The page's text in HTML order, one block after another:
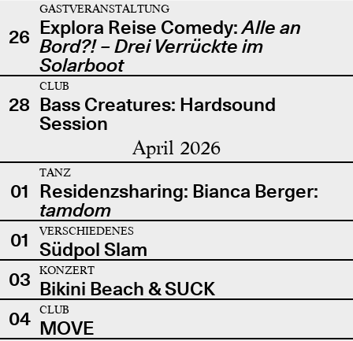
26
GASTVERANSTALTUNG
Explora Reise Comedy:Alle an
Bord?! – Drei Verrückte im
Solarboot
28
CLUB
Bass Creatures: Hardsound
Session
April 2026
01
TANZ
Residenzsharing: Bianca Berger:
tamdom
01
VERSCHIEDENES
Südpol Slam
03
KONZERT
Bikini Beach & SUCK
04
CLUB
MOVE